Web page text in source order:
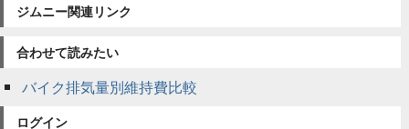
ジムニー関連リンク
合わせて読みたい
バイク排気量別維持費比較
ログイン